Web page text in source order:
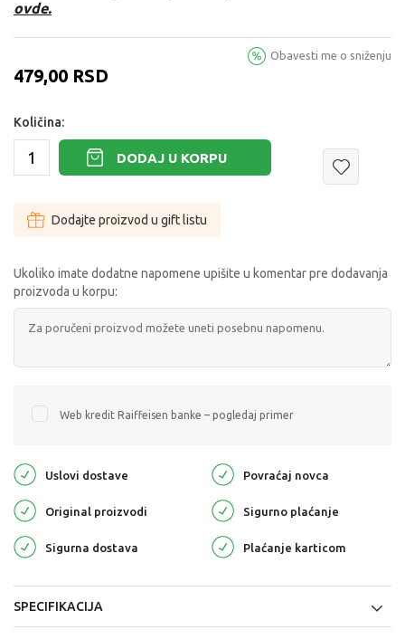
ovde.
479,00 RSD
Obavesti me o sniženju
Količina:
DODAJ U KORPU
Dodajte proizvod u gift listu
Ukoliko imate dodatne napomene upišite u komentar pre dodavanja
proizvoda u korpu:
Web kredit Raiffeisen banke – pogledaj primer
Uslovi dostave Povraćaj novca
Original proizvodi Sigurno plaćanje
Sigurna dostava Plaćanje karticom
SPECIFIKACIJA